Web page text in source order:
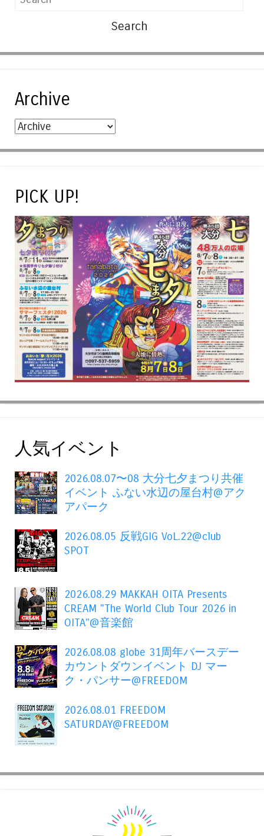
Archive
PICK UP!
人気イベント
2026.08.07〜08 大分七夕まつり共催
イベント ふない水辺の屋台村@アク
アパーク
2026.08.05 反戦GIG VoL.22@club
SPOT
2026.08.29 MAKKAH OITA Presents
CREAM "The World Club Tour 2026 in
OITA"@音楽館
2026.08.08 globe 31周年バースデー
カウントダウンイベント DJ マー
ク・パンサー@FREEDOM
2026.08.01 FREEDOM
SATURDAY@FREEDOM